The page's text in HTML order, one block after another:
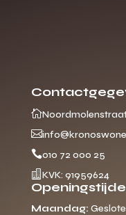
Noordmolenstraat

010 72 000 25
 KVK: 91959624
Maandag: